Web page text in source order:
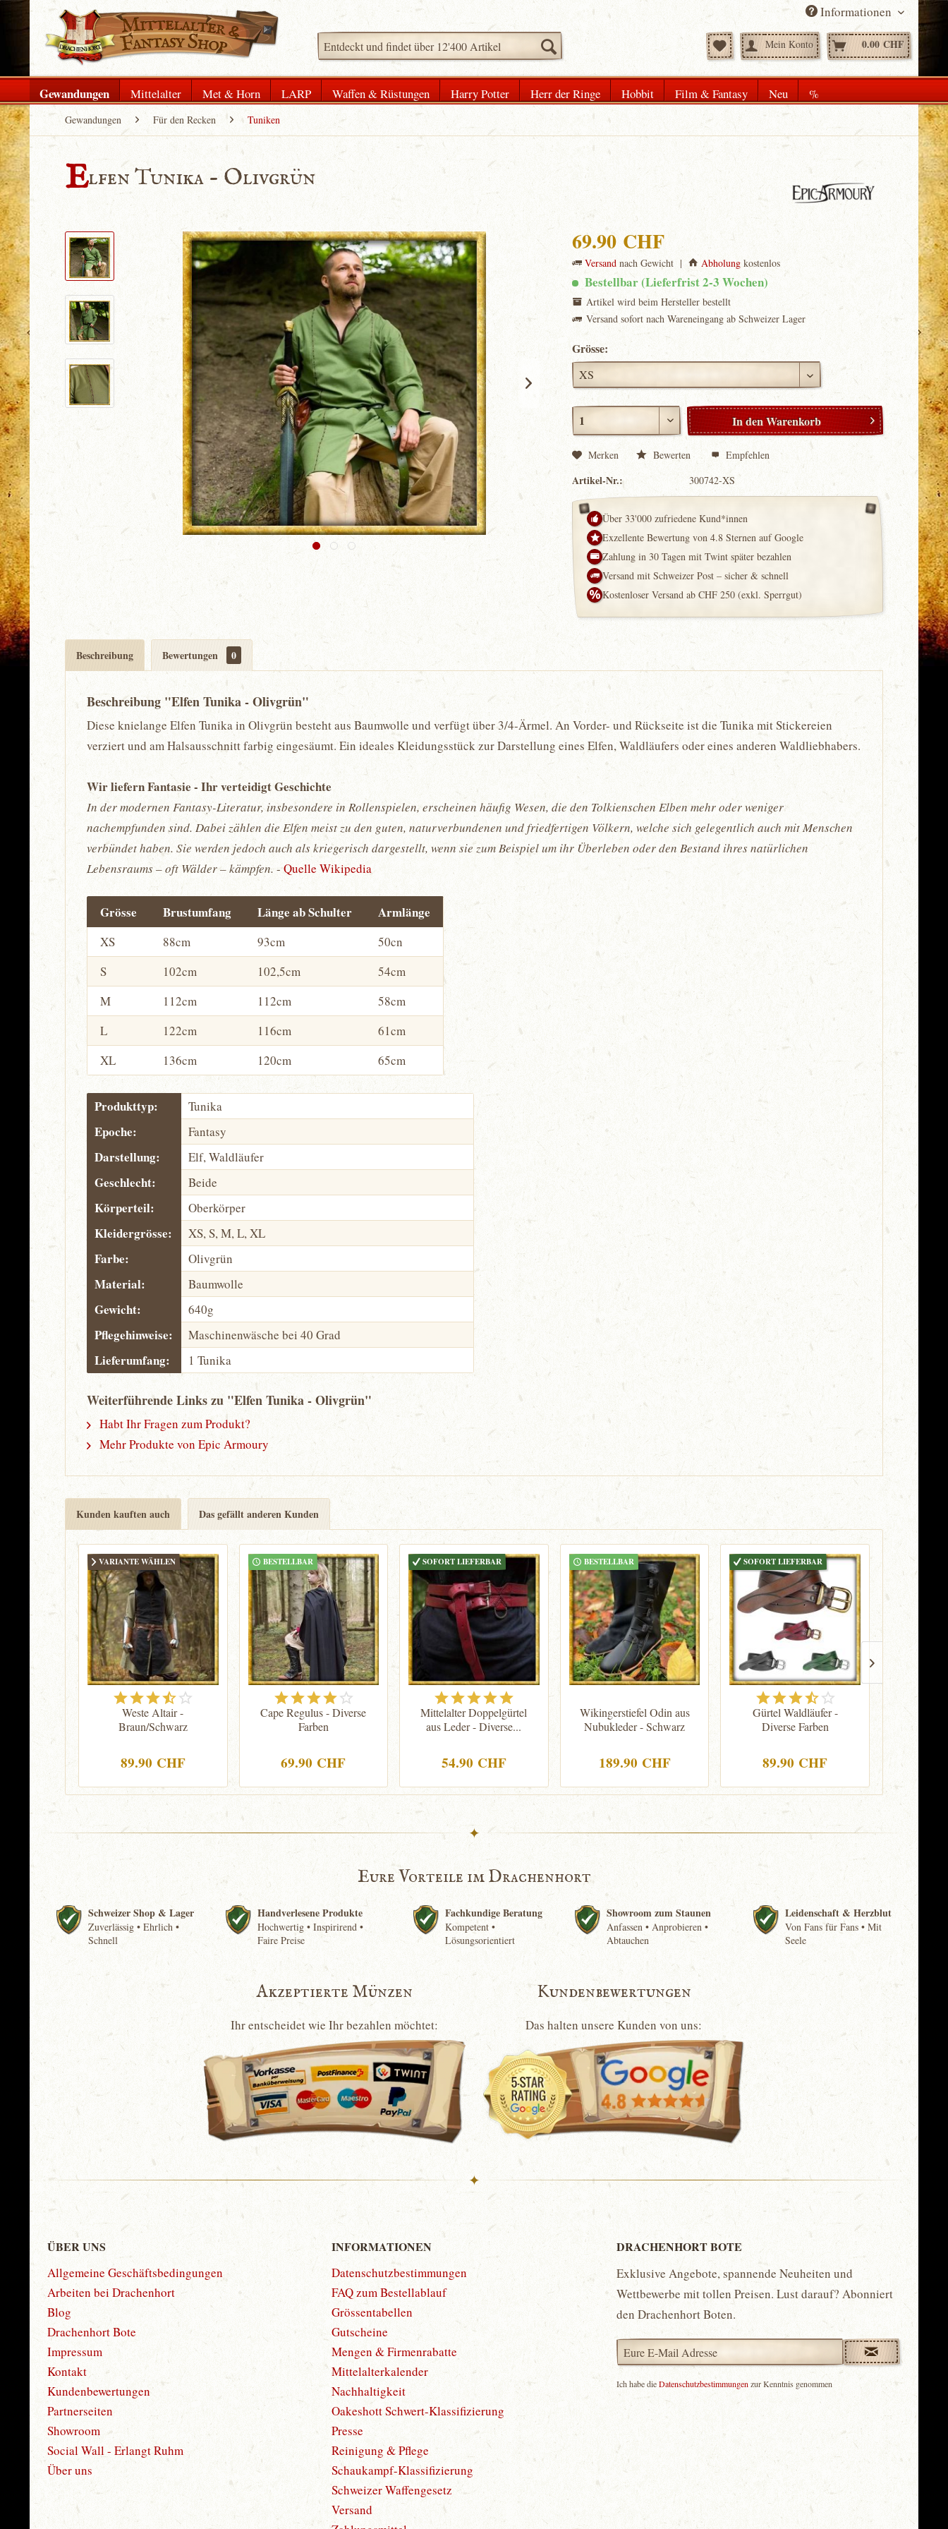
Informationen
Mein Konto 0.00 CHF
Gewandungen Mittelalter Met & Horn LARP Waffen & Rüstungen Harry Potter Herr der Ringe Hobbit Film & Fantasy Neu %
Gewandungen Für den Recken Tuniken
Elfen Tunika - Olivgrün
69.90 CHF
Versand nach Gewicht | Abholung kostenlos
Bestellbar (Lieferfrist 2-3 Wochen)
Artikel wird beim Hersteller bestellt
Versand sofort nach Wareneingang ab Schweizer Lager
Grösse:
In denWarenkorb
Merken Bewerten Empfehlen
Artikel-Nr.: 300742-XS
Über 33'000 zufriedene Kund*innen
Exzellente Bewertung von 4.8 Sternen auf Google
Zahlung in 30 Tagen mit Twint später bezahlen
Versand mit Schweizer Post – sicher & schnell
Kostenloser Versand ab CHF 250 (exkl. Sperrgut)
Beschreibung Bewertungen 0
Beschreibung "Elfen Tunika - Olivgrün"
Diese knielange Elfen Tunika in Olivgrün besteht aus Baumwolle und verfügt über 3/4-Ärmel. An Vorder- und Rückseite ist die Tunika mit Stickereien
verziert und am Halsausschnitt farbig eingesäumt. Ein ideales Kleidungsstück zur Darstellung eines Elfen, Waldläufers oder eines anderen Waldliebhabers.
Wir liefern Fantasie - Ihr verteidigt Geschichte
In der modernen Fantasy-Literatur, insbesondere in Rollenspielen, erscheinen häufig Wesen, die den Tolkienschen Elben mehr oder weniger
nachempfunden sind. Dabei zählen die Elfen meist zu den guten, naturverbundenen und friedfertigen Völkern, welche sich gelegentlich auch mit Menschen
verbündet haben. Sie werden jedoch auch als kriegerisch dargestellt, wenn sie zum Beispiel um ihr Überleben oder den Bestand ihres natürlichen
Lebensraums – oft Wälder – kämpfen.-Quelle Wikipedia
Grösse Brustumfang Länge ab Schulter Armlänge
XS 88cm 93cm
50cn
S
102cm 102,5cm
54cm
M
112cm 112cm
58cm
L
122cm 116cm
61cm
XL
136cm 120cm 65cm
Produkttyp: Tunika
Epoche: Fantasy
Darstellung: Elf, Waldläufer
Geschlecht: Beide
Körperteil: Oberkörper
Kleidergrösse: XS, S, M, L, XL
Farbe: Olivgrün
Material: Baumwolle
Gewicht: 640g
Pflegehinweise: Maschinenwäsche bei 40 Grad
Lieferumfang: 1 Tunika
Weiterführende Links zu "Elfen Tunika - Olivgrün"
Habt Ihr Fragen zum Produkt?
Mehr Produkte von Epic Armoury
Kunden kauften auch Das gefällt anderen Kunden
VARIANTE WÄHLEN
Weste Altair -
Braun/Schwarz
89.90 CHF
BESTELLBAR
Cape Regulus - Diverse
Farben
69.90 CHF
SOFORT LIEFERBAR
Mittelalter Doppelgürtel
aus Leder - Diverse...
54.90 CHF
BESTELLBAR
Wikingerstiefel Odin aus
Nubukleder - Schwarz
189.90 CHF
SOFORT LIEFERBAR
Gürtel Waldläufer -
Diverse Farben
89.90 CHF
VARIANTE
Einfache
Arvo -
✦
Eure Vorteile im Drachenhort
Schweizer Shop & Lager
Zuverlässig • Ehrlich •
Schnell
Handverlesene Produkte
Hochwertig • Inspirirend •
Faire Preise
Fachkundige Beratung
Kompetent •
Lösungsorientiert
Showroom zum Staunen
Anfassen • Anprobieren •
Abtauchen
Leidenschaft & Herzblut
Von Fans für Fans • Mit
Seele
Akzeptierte Münzen
Ihr entscheidet wie Ihr bezahlen möchtet:
Kundenbewertungen
Das halten unsere Kunden von uns:
✦
ÜBER UNS
Allgemeine Geschäftsbedingungen
Arbeiten bei Drachenhort
Blog
Drachenhort Bote
Impressum
Kontakt
Kundenbewertungen
Partnerseiten
Showroom
Social Wall - Erlangt Ruhm
Über uns
INFORMATIONEN
Datenschutzbestimmungen
FAQ zum Bestellablauf
Grössentabellen
Gutscheine
Mengen & Firmenrabatte
Mittelalterkalender
Nachhaltigkeit
Oakeshott Schwert-Klassifizierung
Presse
Reinigung & Pflege
Schaukampf-Klassifizierung
Schweizer Waffengesetz
Versand
DRACHENHORT BOTE
Exklusive Angebote, spannende Neuheiten und
Wettbewerbe mit tollen Preisen. Lust darauf? Abonniert
den Drachenhort Boten.
Ich habe dieDatenschutzbestimmungen zur Kenntnis genommen